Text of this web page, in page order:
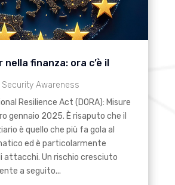
nella finanza: ora c’è il
Security Awareness
Resilience Act (DORA): Misure
gennaio 2025. È risaputo che il
è quello che più fa gola al
ed è particolarmente
attacchi. Un rischio cresciuto
a seguito...